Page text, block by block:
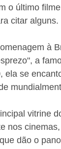
o último
citar alguns.
à
a
ela se
vitrine
nos
dão o